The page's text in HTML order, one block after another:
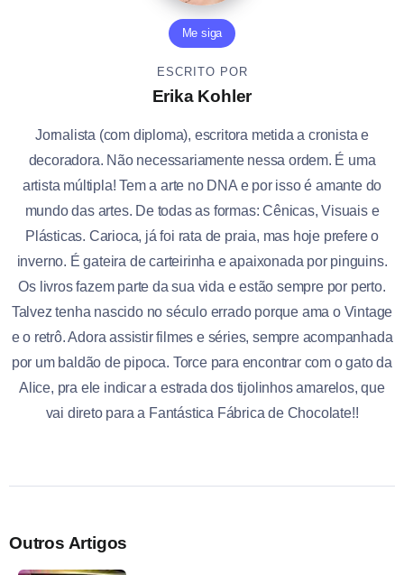
Me siga
ESCRITO POR
Erika Kohler
Jornalista (com diploma), escritora metida a cronista e
decoradora. Não necessariamente nessa ordem. É uma
artista múltipla! Tem a arte no DNA e por isso é amante do
mundo das artes. De todas as formas: Cênicas, Visuais e
Plásticas. Carioca, já foi rata de praia, mas hoje prefere o
inverno. É gateira de carteirinha e apaixonada por pinguins.
Os livros fazem parte da sua vida e estão sempre por perto.
Talvez tenha nascido no século errado porque ama o Vintage
e o retrô. Adora assistir filmes e séries, sempre acompanhada
por um baldão de pipoca. Torce para encontrar com o gato da
Alice, pra ele indicar a estrada dos tijolinhos amarelos, que
vai direto para a Fantástica Fábrica de Chocolate!!
Outros Artigos